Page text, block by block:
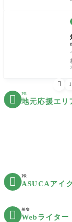
 1
 PR
地元応援エリ
 PR
ASUCAアイ
 募集
Webライター